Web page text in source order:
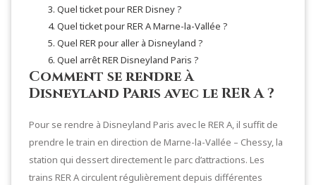
Quel ticket pour RER Disney ?
Quel ticket pour RER A Marne-la-Vallée ?
Quel RER pour aller à Disneyland ?
Quel arrêt RER Disneyland Paris ?
Comment se rendre à
Disneyland Paris avec le RER A ?
Pour se rendre à Disneyland Paris avec le RER A, il suffit de
prendre le train en direction de Marne-la-Vallée – Chessy, la
station qui dessert directement le parc d’attractions. Les
trains RER A circulent régulièrement depuis différentes